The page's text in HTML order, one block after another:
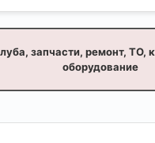
запчасти, ремонт, ТО,
оборудование